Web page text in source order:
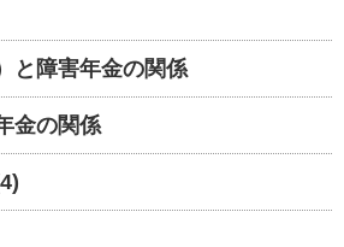
と障害年金の関係
金の関係